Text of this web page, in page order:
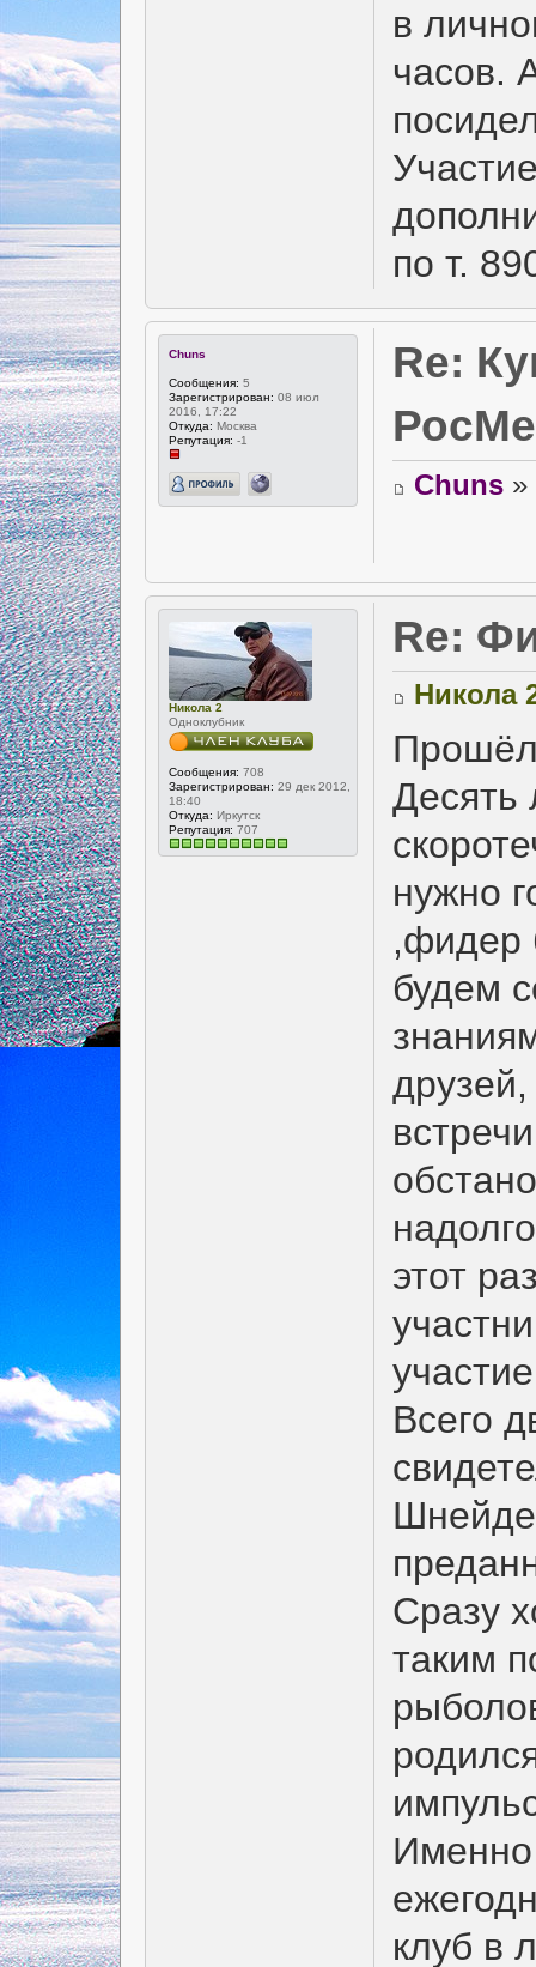
в
часов.
по т.
Chuns
Сообщения: 5
Зарегистрирован: 08 июл
2016, 17:22
Откуда: Москва
Репутация: -1
Re:
Chuns »
Никола 2
Одноклубник
Сообщения: 708
Зарегистрирован: 29 дек 2012,
18:40
Откуда: Иркутск
Репутация: 707
Re:
Никола
Десять
нужно
,фидер
будем
этот
Всего
Сразу
таким
Именно
клуб в